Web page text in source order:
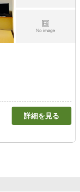
詳細を見る